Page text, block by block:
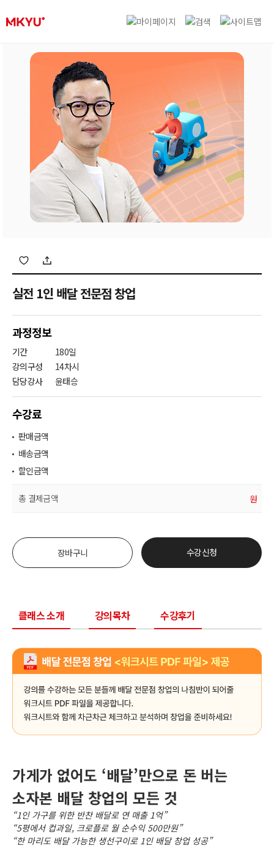
실전 1인 배달 전문점 창업
과정정보
기간
180일
강의구성
14차시
담당강사
윤태승
수강료
판매금액
배송금액
할인금액
총 결제금액 원
장바구니 수강신청
클래스 소개 강의목차 수강후기
가게가 없어도 ‘배달’만으로 돈 버는
소자본 배달 창업의 모든 것
“1인 가구를 위한 반찬 배달로 연 매출 1억”
“5평에서 컵과일, 크로플로 월 순수익 500만원”
“한 마리도 배달 가능한 생선구이로 1인 배달 창업 성공”